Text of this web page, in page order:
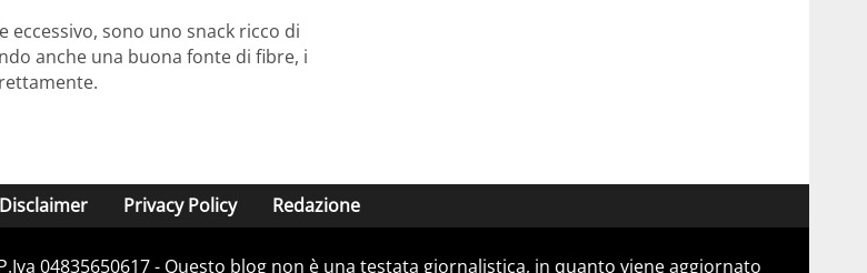
eccessivo, sono uno snack ricco di
anche una buona fonte di fibre, i
Disclaimer Privacy Policy Redazione
04835650617 - Questo blog non è una testata giornalistica, in quanto viene aggiornato